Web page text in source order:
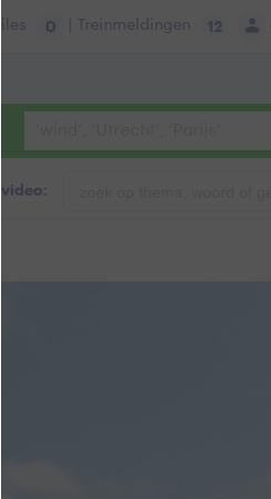
Files 0 | Treinmeldingen 12
video: